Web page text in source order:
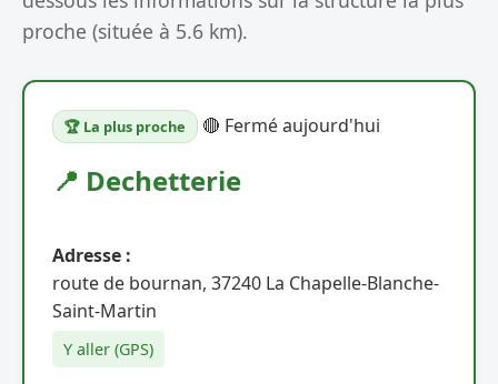
proche (située à 5.6 km).
🏆 La plus proche 🔴 Fermé aujourd'hui
📍 Dechetterie
Adresse :
route de bournan, 37240 La Chapelle-Blanche-
Saint-Martin
Y aller (GPS)